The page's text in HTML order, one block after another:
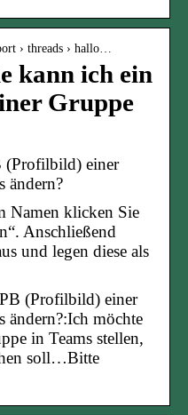
› threads › hallo…
kann ich ein
Gruppe
(Profilbild) einer
ändern?
klicken Sie
Anschließend
und legen diese als
(Profilbild) einer
ändern?:Ich möchte
in Teams stellen,
soll…Bitte